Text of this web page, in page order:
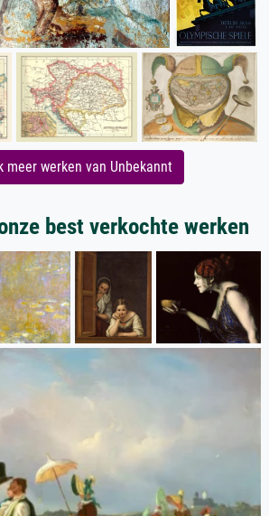
meer werken van Unbekannt
best verkochte werken